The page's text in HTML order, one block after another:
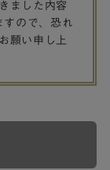
ました内容
ので、恐れ
願い申し上